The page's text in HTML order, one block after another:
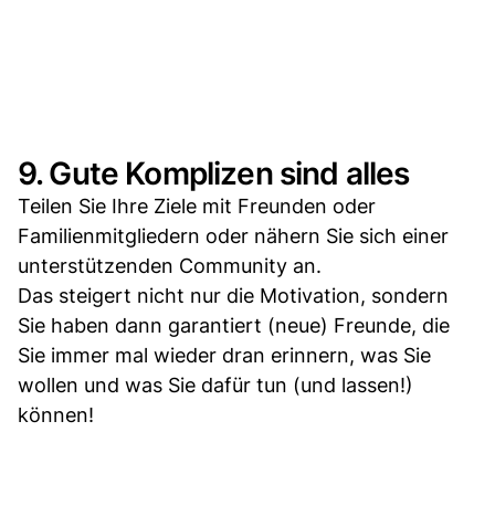
9. Gute Komplizen sind alles
Teilen Sie Ihre Ziele mit Freunden oder
Familienmitgliedern oder nähern Sie sich einer
unterstützenden Community an.
Das steigert nicht nur die Motivation, sondern
Sie haben dann garantiert (neue) Freunde, die
Sie immer mal wieder dran erinnern, was Sie
wollen und was Sie dafür tun (und lassen!)
können!